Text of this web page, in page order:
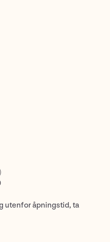
utenfor åpningstid, ta